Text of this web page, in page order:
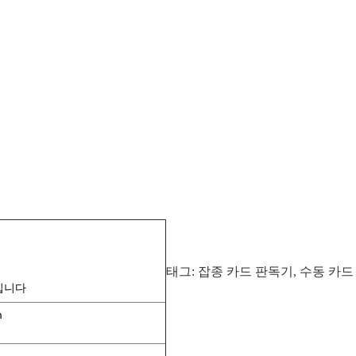
니다
태그: 잡종 카드 판독기 , 수동 카드